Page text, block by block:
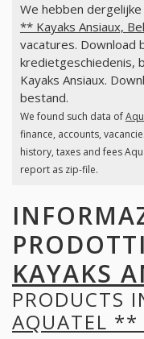
We hebben
** Kayaks Ansiaux,
vacatures. Download
kredietgeschiedenis,
Kayaks Ansiaux.
bestand.
We found such data of
finance, accounts,
history, taxes and fees
report as zip-file.
PRODOTTI
KAYAKS
PRODUCTS
AQUATEL **